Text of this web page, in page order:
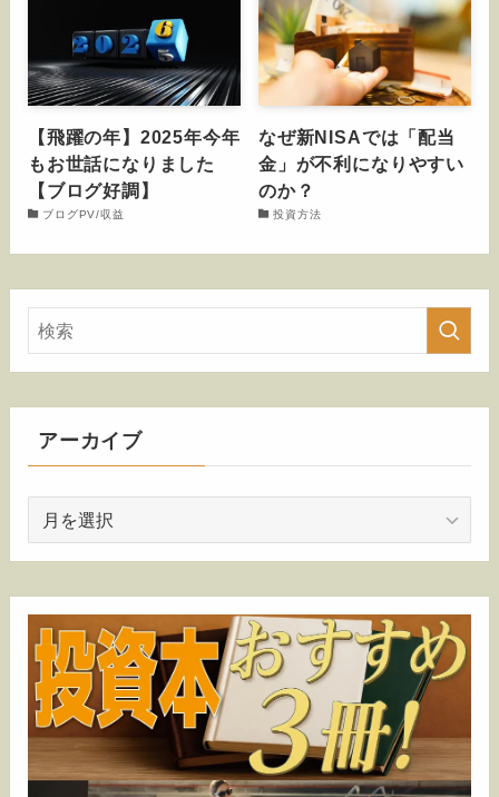
【飛躍の年】2025年今年
もお世話になりました
【ブログ好調】
ブログPV/収益
なぜ新NISAでは「配当
金」が不利になりやすい
のか？
投資方法
アーカイブ
カ
イ
ブ